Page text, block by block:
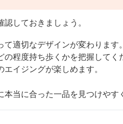
しておきましょう。
適切なデザインが変わります。
程度持ち歩くかを把握してく
イジングが楽しめます。
当に合った一品を見つけやす